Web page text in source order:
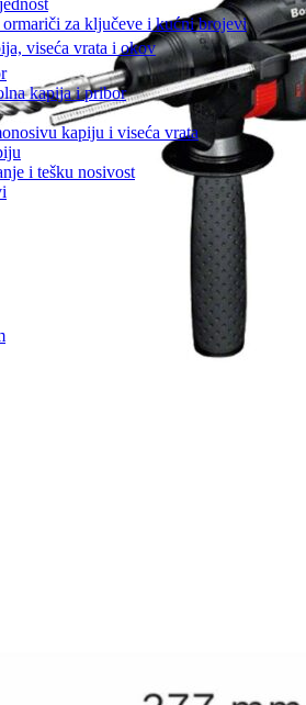
ormariči za ključeve i kućni brojevi
viseća vrata i okov
kapija i pribor
kapiju i viseća vrata
i tešku nosivost